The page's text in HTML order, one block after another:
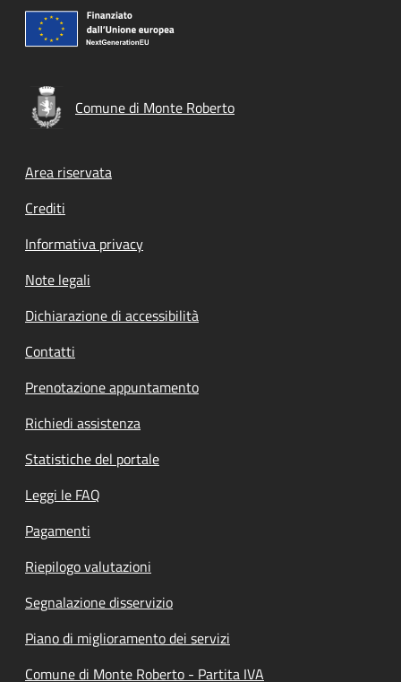
Comune di Monte Roberto
Footer menu
Area riservata
Crediti
Informativa privacy
Note legali
Dichiarazione di accessibilità
Contatti
Prenotazione appuntamento
Richiedi assistenza
Statistiche del portale
Leggi le FAQ
Pagamenti
Riepilogo valutazioni
Segnalazione disservizio
Piano di miglioramento dei servizi
Comune di Monte Roberto - Partita IVA